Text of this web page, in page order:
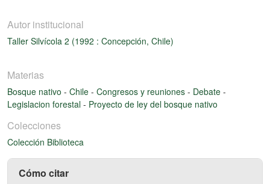
Autor institucional
Taller Silvícola 2 (1992 : Concepción, Chile)
Materias
Bosque nativo - Chile - Congresos y reuniones - Debate -
Legislacion forestal - Proyecto de ley del bosque nativo
Colecciones
Colección Biblioteca
Cómo citar